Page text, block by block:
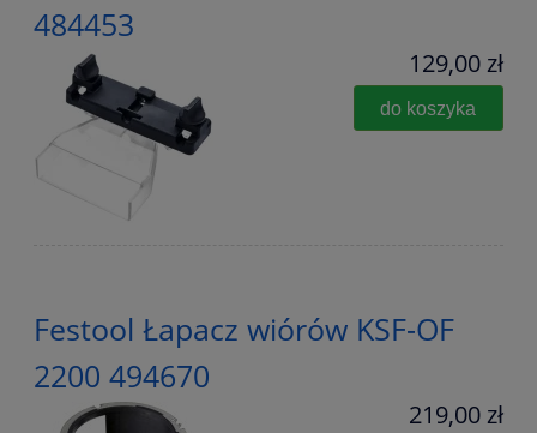
484453
129,00 zł
do koszyka
Festool Łapacz wiórów KSF-OF
2200 494670
219,00 zł